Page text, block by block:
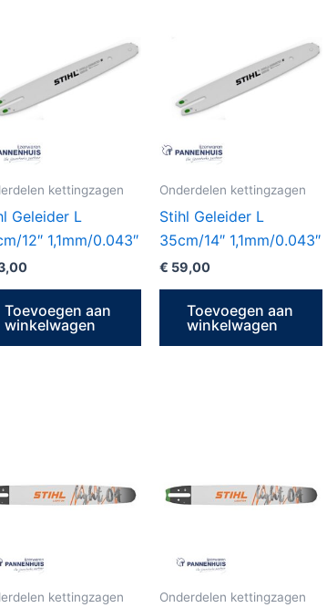
kettingzagen
Geleider L
12″ 1,1mm/0.043″
Toevoegen aan
winkelwagen
Onderdelen kettingzagen
Stihl Geleider L
35cm/14″ 1,1mm/0.043″
€ 59,00
Toevoegen aan
winkelwagen
kettingzagen Onderdelen kettingzagen